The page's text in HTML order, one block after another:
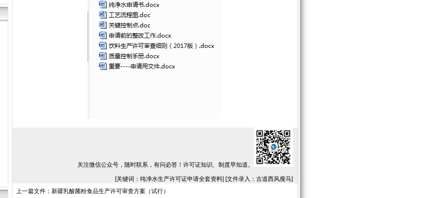
关注微信公众号，随时联系，有问必答！许可证知识、制度早知道。
[关键词：纯净水生产许可证申请全套资料] [文件录入：古道西风瘦马]
上一篇文件： 新疆乳酸菌粉食品生产许可审查方案（试行）